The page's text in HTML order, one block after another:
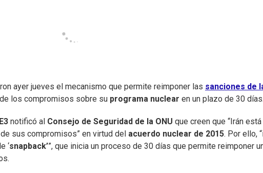
ayer jueves el mecanismo que permite reimponer las sanciones de
los compromisos sobre su programa nuclear en un plazo de 30 días.
E3 notificó al Consejo de Seguridad de la ONU que creen que “Irán está
sus compromisos” en virtud del acuerdo nuclear de 2015. Por ello,
‘snapback’”, que inicia un proceso de 30 días que permite reimponer